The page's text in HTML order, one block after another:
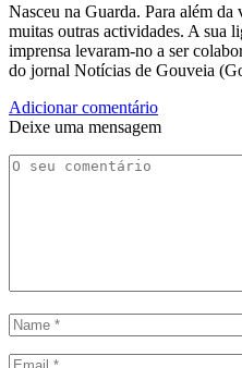
Nasceu na Guarda. Para além da
muitas outras actividades. A sua
imprensa levaram-no a ser
do jornal Notícias de Gouveia
Adicionar comentário
Deixe uma mensagem